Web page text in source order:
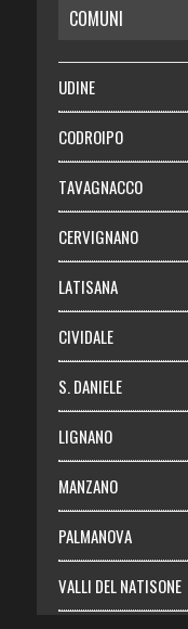
RISPARMIO
SALUTE
Necrologie
Chi siamo
Abbonati
Login
COMUNI
UDINE
CODROIPO
TAVAGNACCO
CERVIGNANO
LATISANA
CIVIDALE
S. DANIELE
LIGNANO
MANZANO
PALMANOVA
VALLI DEL NATISONE